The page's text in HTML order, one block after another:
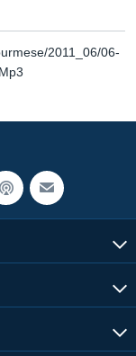
2011_06/06-